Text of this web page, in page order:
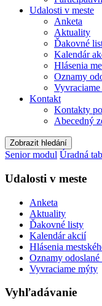
Udalosti v meste
Anketa
Aktuality
Ďakovné
Kalendár
Hlásenia
Oznamy
Kontakt
Kontakty
Abecedný
Zobrazit hledání
Senior modul Úradná
Udalosti v meste
Anketa
Aktuality
Ďakovné listy
Kalendár akcií
Hlásenia
Oznamy
Vyvraciame mýty
Vyhľadávanie